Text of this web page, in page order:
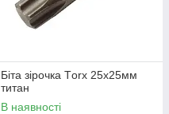
Біта зірочка Тorx 25х25мм
титан
В наявності